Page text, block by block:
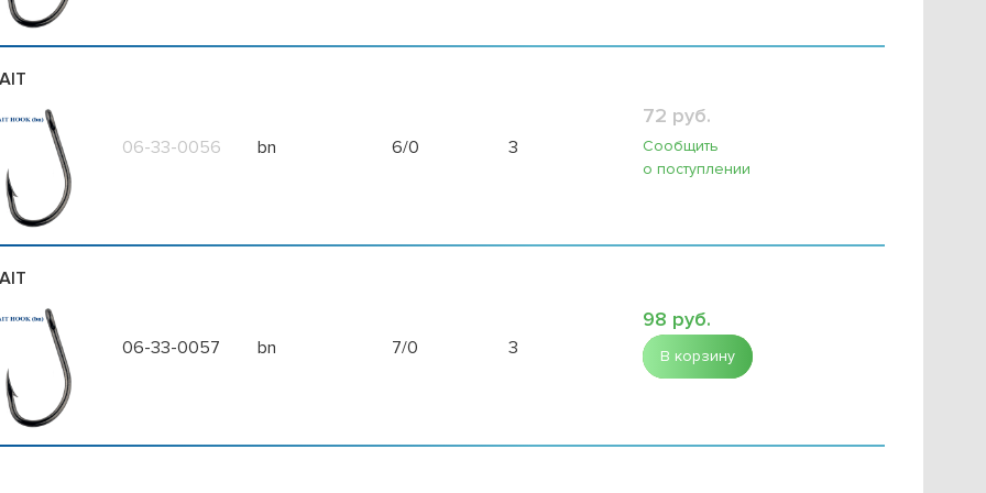
06-33-0056 bn 6/0 3
72 руб.
Сообщить
о поступлении
06-33-0057 bn 7/0 3
98 руб.
В корзину